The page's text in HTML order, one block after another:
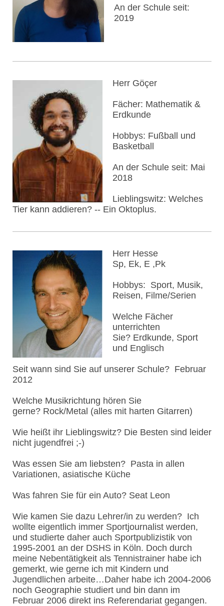
An der Schule seit:
2019
Herr Göçer
Fächer: Mathematik &
Erdkunde
Hobbys: Fußball und
Basketball
An der Schule seit: Mai
2018
Lieblingswitz: Welches
Tier kann addieren? -- Ein Oktoplus.
Herr Hesse
Sp, Ek, E ,Pk
Hobbys: Sport, Musik,
Reisen, Filme/Serien
Welche Fächer
unterrichten
Sie? Erdkunde, Sport
und Englisch
Seit wann sind Sie auf unserer Schule? Februar
2012
Welche Musikrichtung hören Sie
gerne? Rock/Metal (alles mit harten Gitarren)
Wie heißt ihr Lieblingswitz? Die Besten sind leider
nicht jugendfrei ;-)
Was essen Sie am liebsten? Pasta in allen
Variationen, asiatische Küche
Was fahren Sie für ein Auto? Seat Leon
Wie kamen Sie dazu Lehrer/in zu werden? Ich
wollte eigentlich immer Sportjournalist werden,
und studierte daher auch Sportpublizistik von
1995-2001 an der DSHS in Köln. Doch durch
meine Nebentätigkeit als Tennistrainer habe ich
gemerkt, wie gerne ich mit Kindern und
Jugendlichen arbeite…Daher habe ich 2004-2006
noch Geographie studiert und bin dann im
Februar 2006 direkt ins Referendariat gegangen.